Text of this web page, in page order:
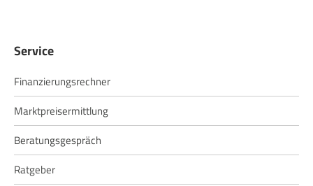
Service
Finanzierungsrechner
Marktpreisermittlung
Beratungsgespräch
Ratgeber